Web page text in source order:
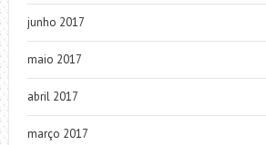
junho 2017
maio 2017
abril 2017
março 2017